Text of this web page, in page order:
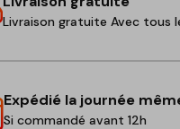
Livraison gratuite Avec tous
Expédié la journée
Si commandé avant 12h